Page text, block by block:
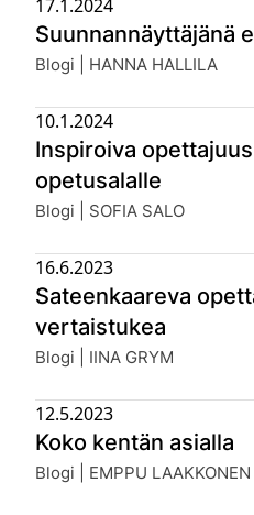
Suunnannäyttäjänä
Julkaistu:
17.1.2024
Blogi | HANNA HALLILA
Inspiroiva
opetusalalle
Julkaistu:
10.1.2024
Blogi | SOFIA SALO
Sateenkaareva
vertaistukea
Julkaistu:
16.6.2023
Blogi | IINA GRYM
Koko kentän asialla
Julkaistu:
12.5.2023
Blogi | EMPPU LAAKKONEN